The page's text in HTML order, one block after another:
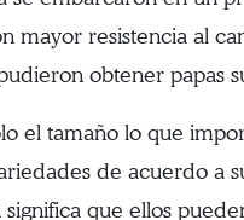
mayor resistencia al
obtener papas
el tamaño lo que
de acuerdo a
significa que ellos